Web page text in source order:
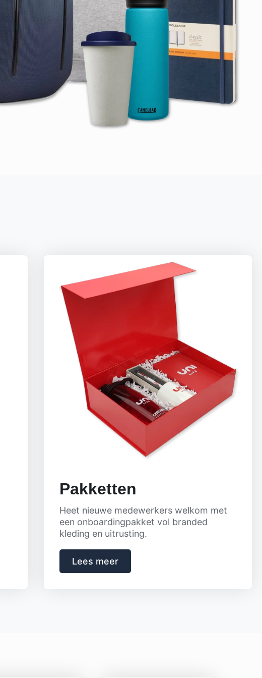
Pakketten
Heet nieuwe medewerkers welkom met
een onboardingpakket vol branded
kleding en uitrusting.
Lees meer